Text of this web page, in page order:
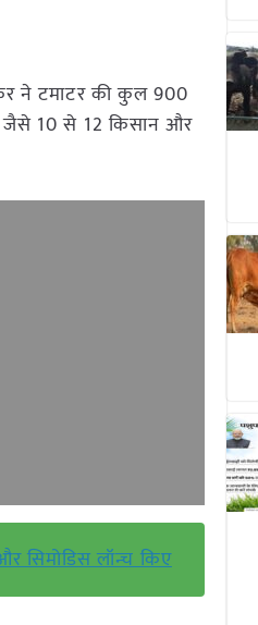
ने टमाटर की कुल 900
जैसे 10 से 12 किसान और
सिमोडिस लॉन्च किए